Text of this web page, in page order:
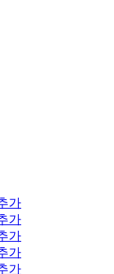
가
가
가
가
가